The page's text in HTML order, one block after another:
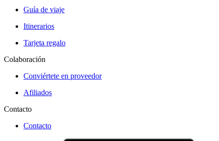
Guía de viaje
Itinerarios
Tarjeta regalo
Colaboración
Conviértete en proveedor
Afiliados
Contacto
Contacto